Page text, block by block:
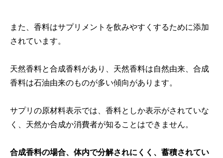
また、香料はサプリメントを飲みやすくするために添加
されています。
天然香料と合成香料があり、天然香料は自然由来、合成
香料は石油由来のものが多い傾向があります。
サプリの原材料表示では、香料としか表示がされていな
く、天然か合成か消費者が知ることはできません。
合成香料の場合、体内で分解されにくく、蓄積されてい